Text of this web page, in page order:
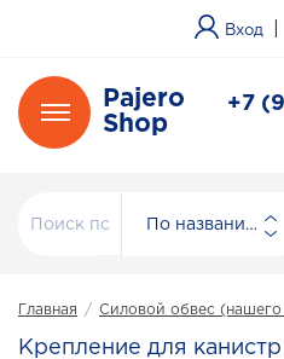
Вход
Pajero
Shop
+7
По названию
Главная / Силовой обвес (нашего
Крепление для